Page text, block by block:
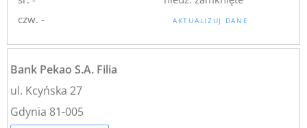
czw. -
AKTUALIZUJ DANE
Bank Pekao S.A. Filia
ul. Kcyńska 27
Gdynia 81-005